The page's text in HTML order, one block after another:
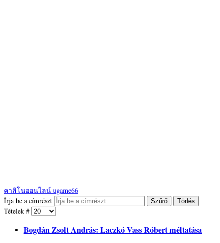
คาสิโนออนไลน์ ugame66
Írja be a címrészt
Szűrő Törlés
Tételek #
Bogdán Zsolt András: Laczkó Vass Róbert méltatása